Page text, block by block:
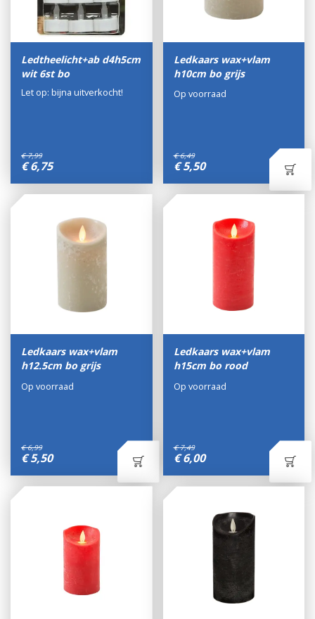
Ledtheelicht+ab d4h5cm
wit 6st bo
€ 7,99
€ 6,75
Let op: bijna uitverkocht!
Ledkaars wax+vlam
h10cm bo grijs
€ 6,49
€ 5,50
Op voorraad
Ledkaars wax+vlam
h12.5cm bo grijs
€ 6,99
€ 5,50
Op voorraad
Ledkaars wax+vlam
h15cm bo rood
€ 7,49
€ 6,00
Op voorraad